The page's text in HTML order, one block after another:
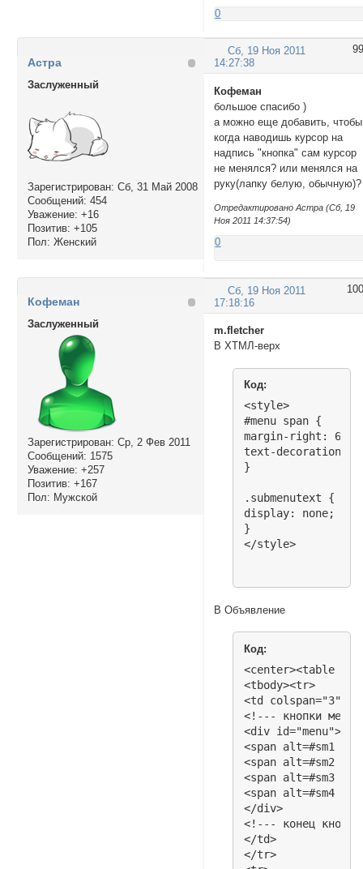
0
99
Сб, 19 Ноя 2011
14:27:38
Астра
Заслуженный
Зарегистрирован: Сб, 31 Май 2008
Сообщений: 454
Уважение: +16
Позитив: +105
Пол: Женский
Кофеман
большое спасибо )
а можно еще добавить, чтобы
когда наводишь курсор на
надпись "кнопка" сам курсор
не менялся? или менялся на
руку(лапку белую, обычную)?
Отредактировано Астра (Сб, 19
Ноя 2011 14:37:54)
0
100
Сб, 19 Ноя 2011
17:18:16
Кофеман
Заслуженный
Зарегистрирован: Ср, 2 Фев 2011
Сообщений: 1575
Уважение: +257
Позитив: +167
Пол: Мужской
m.fletcher
В ХТМЛ-верх
Код:
<style>
#menu span {
margin-right: 6px;
text-decoration:
}
.submenutext {
display: none;
}
</style>
В Объявление
Код:
<center><table
<tbody><tr>
<td colspan="3"
<!--- кнопки меню
<div id="menu">
<span alt=#sm1
<span alt=#sm2
<span alt=#sm3
<span alt=#sm4
</div>
<!--- конец
</td>
</tr>